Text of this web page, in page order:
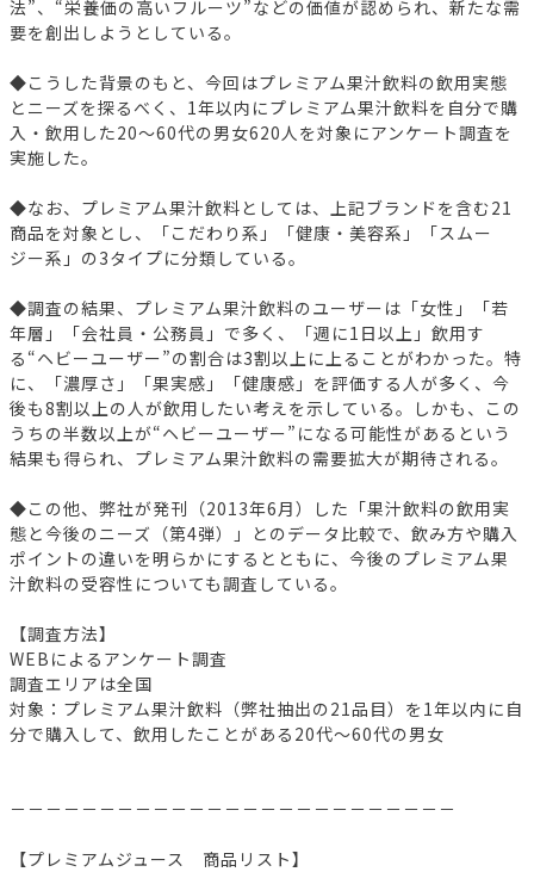
法”、“栄養価の高いフルーツ”などの価値が認められ、新たな需
要を創出しようとしている。
◆こうした背景のもと、今回はプレミアム果汁飲料の飲用実態
とニーズを探るべく、1年以内にプレミアム果汁飲料を自分で購
入・飲用した20～60代の男女620人を対象にアンケート調査を
実施した。
◆なお、プレミアム果汁飲料としては、上記ブランドを含む21
商品を対象とし、「こだわり系」「健康・美容系」「スムー
ジー系」の3タイプに分類している。
◆調査の結果、プレミアム果汁飲料のユーザーは「女性」「若
年層」「会社員・公務員」で多く、「週に1日以上」飲用す
る“ヘビーユーザー”の割合は3割以上に上ることがわかった。特
に、「濃厚さ」「果実感」「健康感」を評価する人が多く、今
後も8割以上の人が飲用したい考えを示している。しかも、この
うちの半数以上が“ヘビーユーザー”になる可能性があるという
結果も得られ、プレミアム果汁飲料の需要拡大が期待される。
◆この他、弊社が発刊（2013年6月）した「果汁飲料の飲用実
態と今後のニーズ（第4弾）」とのデータ比較で、飲み方や購入
ポイントの違いを明らかにするとともに、今後のプレミアム果
汁飲料の受容性についても調査している。
【調査方法】
WEBによるアンケート調査
調査エリアは全国
対象：プレミアム果汁飲料（弊社抽出の21品目）を1年以内に自
分で購入して、飲用したことがある20代～60代の男女
－－－－－－－－－－－－－－－－－－－－－－－－－
【プレミアムジュース 商品リスト】